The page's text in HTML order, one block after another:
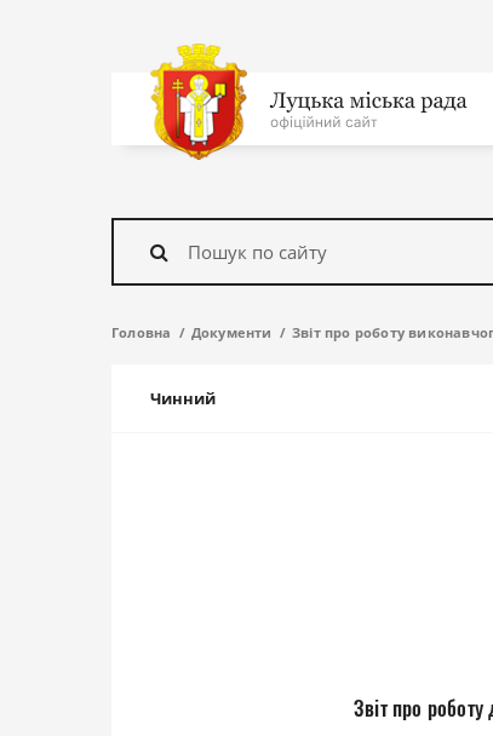
На
головну
Знайти
Головна Документи Звіт про роботу
Чинний
Звіт про